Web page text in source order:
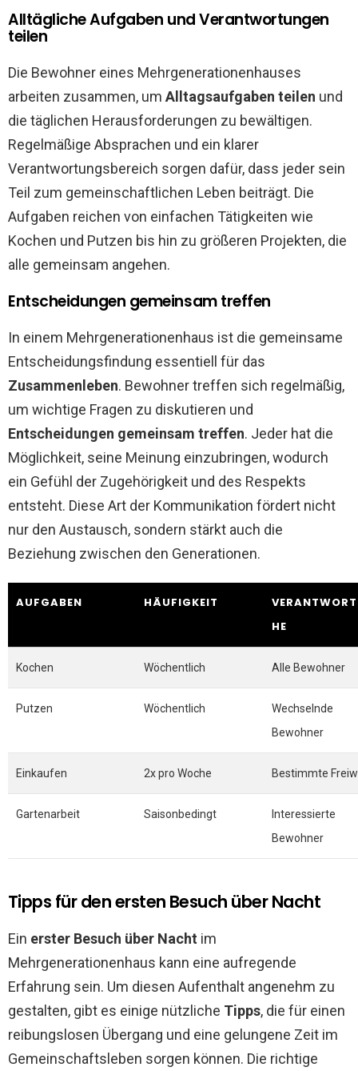
Alltägliche Aufgaben und Verantwortungen
teilen
Die Bewohner eines Mehrgenerationenhauses
arbeiten zusammen, um Alltagsaufgaben teilen und
die täglichen Herausforderungen zu bewältigen.
Regelmäßige Absprachen und ein klarer
Verantwortungsbereich sorgen dafür, dass jeder sein
Teil zum gemeinschaftlichen Leben beiträgt. Die
Aufgaben reichen von einfachen Tätigkeiten wie
Kochen und Putzen bis hin zu größeren Projekten, die
alle gemeinsam angehen.
Entscheidungen gemeinsam treffen
In einem Mehrgenerationenhaus ist die gemeinsame
Entscheidungsfindung essentiell für das
Zusammenleben. Bewohner treffen sich regelmäßig,
um wichtige Fragen zu diskutieren und
Entscheidungen gemeinsam treffen. Jeder hat die
Möglichkeit, seine Meinung einzubringen, wodurch
ein Gefühl der Zugehörigkeit und des Respekts
entsteht. Diese Art der Kommunikation fördert nicht
nur den Austausch, sondern stärkt auch die
Beziehung zwischen den Generationen.
AUFGABEN HÄUFIGKEIT
HE
Kochen Wöchentlich Alle Bewohner
Putzen Wöchentlich
Wechselnde
Bewohner
Einkaufen 2x pro Woche Bestimmte
Gartenarbeit Saisonbedingt
Interessierte
Bewohner
Tipps für den ersten Besuch über Nacht
Ein erster Besuch über Nacht im
Mehrgenerationenhaus kann eine aufregende
Erfahrung sein. Um diesen Aufenthalt angenehm zu
gestalten, gibt es einige nützliche Tipps, die für einen
reibungslosen Übergang und eine gelungene Zeit im
Gemeinschaftsleben sorgen können. Die richtige